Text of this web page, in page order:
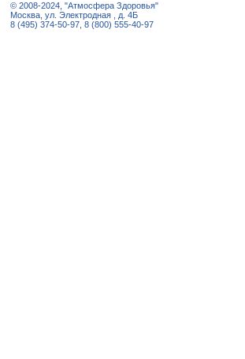
© 2008-2024, "Атмосфера Здоровья"
Москва, ул. Электродная , д. 4Б
8 (495) 374-50-97, 8 (800) 555-40-97